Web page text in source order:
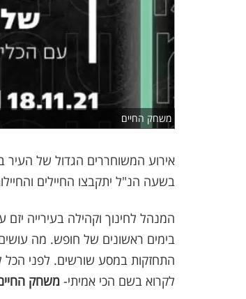
משחק החיים
בשעה הנ"ל יתקבצו החיילים
המנהל לחינוך וקהילה בעירייה
בימים ראשונים של חופש. מה
התחזקות במסע שורשים. לפני הכל
לקרוא בשם הכי אמיתי- משחק